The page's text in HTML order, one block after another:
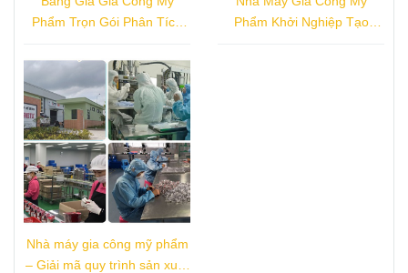
Phẩm Trọn Gói Phân Tích
Phẩm Khởi Nghiệp Tạo
Nhà máy gia công mỹ phẩm
– Giải mã quy trình sản xuất